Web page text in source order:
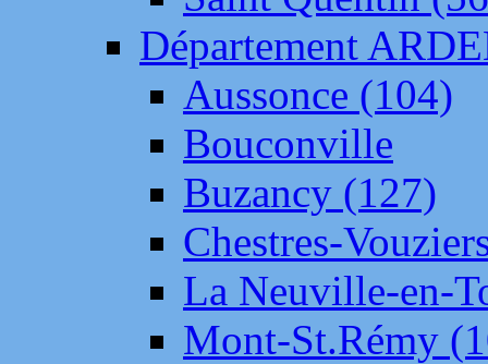
Département
Aussonce (104)
Bouconville
Buzancy (127)
Chestres-
La Neuville-en-
Mont-St.Rémy